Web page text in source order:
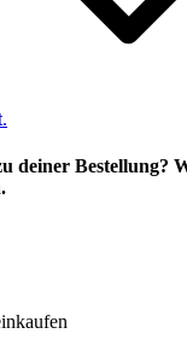
.
deiner Bestellung?